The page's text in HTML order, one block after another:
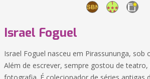
Israel Foguel
Israel Foguel nasceu em Pirassununga, sob
Além de escrever, sempre gostou de